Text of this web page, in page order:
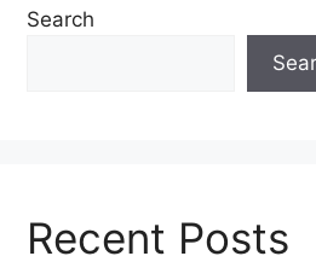
Search
Recent Posts